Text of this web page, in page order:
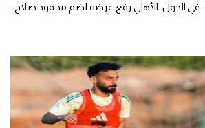
في الجول: الأهلي رفع عرضه لضم محمود صلاح..